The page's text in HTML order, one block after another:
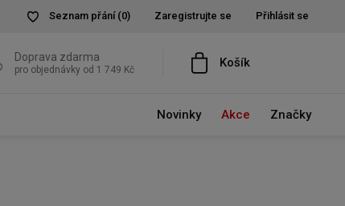
Seznam přání (0) Zaregistrujte se Přihlásit se
Doprava zdarma
pro objednávky od 1 749 Kč Košík
Novinky Akce Značky